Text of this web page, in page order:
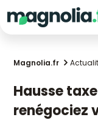
Magnolia.fr
Hausse taxe foncière 2023 :
renégociez